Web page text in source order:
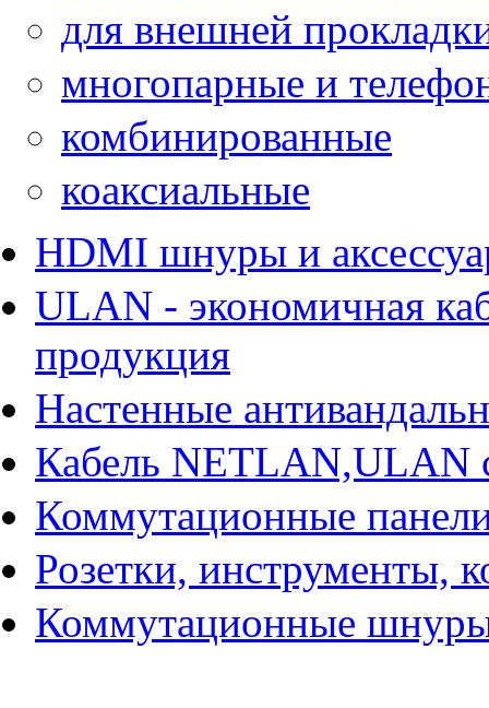
для внешней
многопарные и
комбинированные
коаксиальные
HDMI шнуры и
ULAN - экономичная
продукция
Настенные
Кабель NETLAN,ULAN
Коммутационные
Розетки, инструменты,
Коммутационные